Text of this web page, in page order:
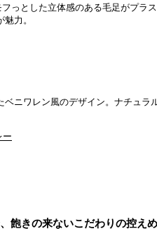
っとした立体感のある毛足がプラ
力。
ニワレン風のデザイン。ナチュ
飽きの来ないこだわりの控え